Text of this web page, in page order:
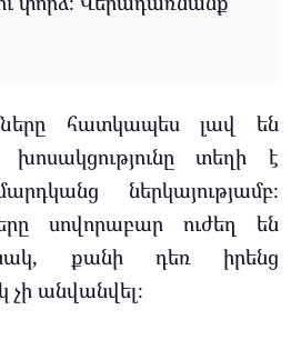
հատկապես լավ են
տեղի է
ներկայությամբ։
սովորաբար ուժեղ են
քանի դեռ իրենց
անվանվել։